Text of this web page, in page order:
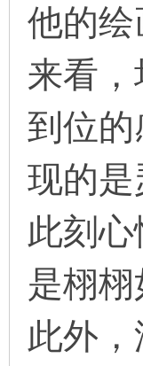
他的
来看
到位
现的
此刻
是栩
此外